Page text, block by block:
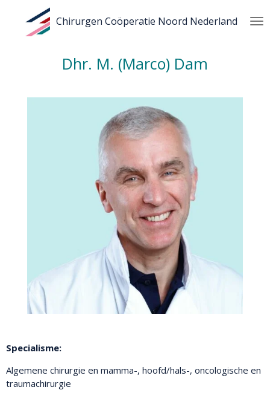
direct
Chirurgen Coöperatie Noord Nederland
Dhr. M. (Marco) Dam
Specialisme:
Algemene chirurgie en mamma-, hoofd/hals-, oncologische en
traumachirurgie